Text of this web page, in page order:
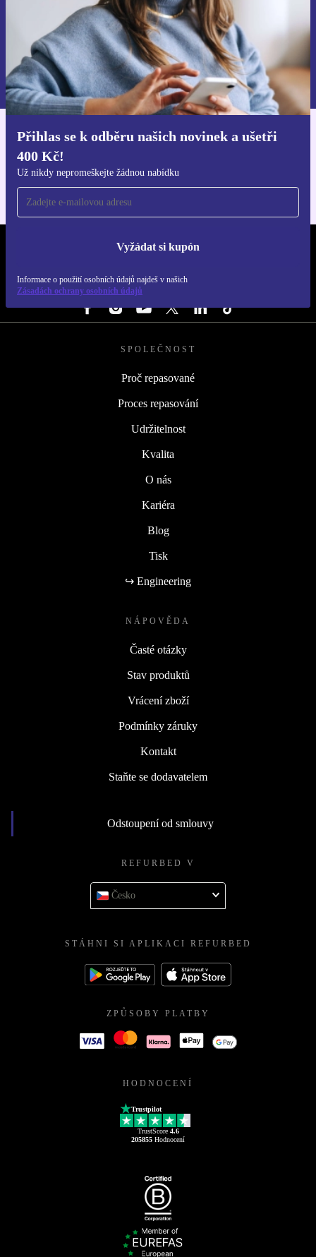
Přihlas se k odběru našich novinek a ušetři
400 Kč!
Už nikdy nepromeškejte žádnou nabídku
Vyžádat si kupón
Informace o použití osobních údajů najdeš v našich
Zásadách ochrany osobních údajů
Chci voucher
Informace o použití osobních údajů najdeš v našich
Zásadách ochrany osobních údajů.
Stáhni si aplikaci refurbed
REFURBED ČESKO - RETHINK NEW.
SLEDUJ NÁS
SPOLEČNOST
Proč repasované
Proces repasování
Udržitelnost
Kvalita
O nás
Kariéra
Blog
Tisk
↪ Engineering
NÁPOVĚDA
Časté otázky
Stav produktů
Vrácení zboží
Podmínky záruky
Kontakt
Staňte se dodavatelem
Odstoupení od smlouvy
REFURBED V
Česko
STÁHNI SI APLIKACI REFURBED
ZPŮSOBY PLATBY
HODNOCENÍ
Trustpilot
TrustScore 4.6
205855 Hodnocení